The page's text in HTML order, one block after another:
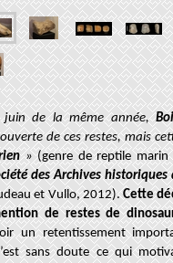
juin de la même année,
de ces restes, mais
»(genre de reptile marin
des Archives historiques
et Vullo, 2012).Cette
de restes de
un retentissement
sans doute ce qui